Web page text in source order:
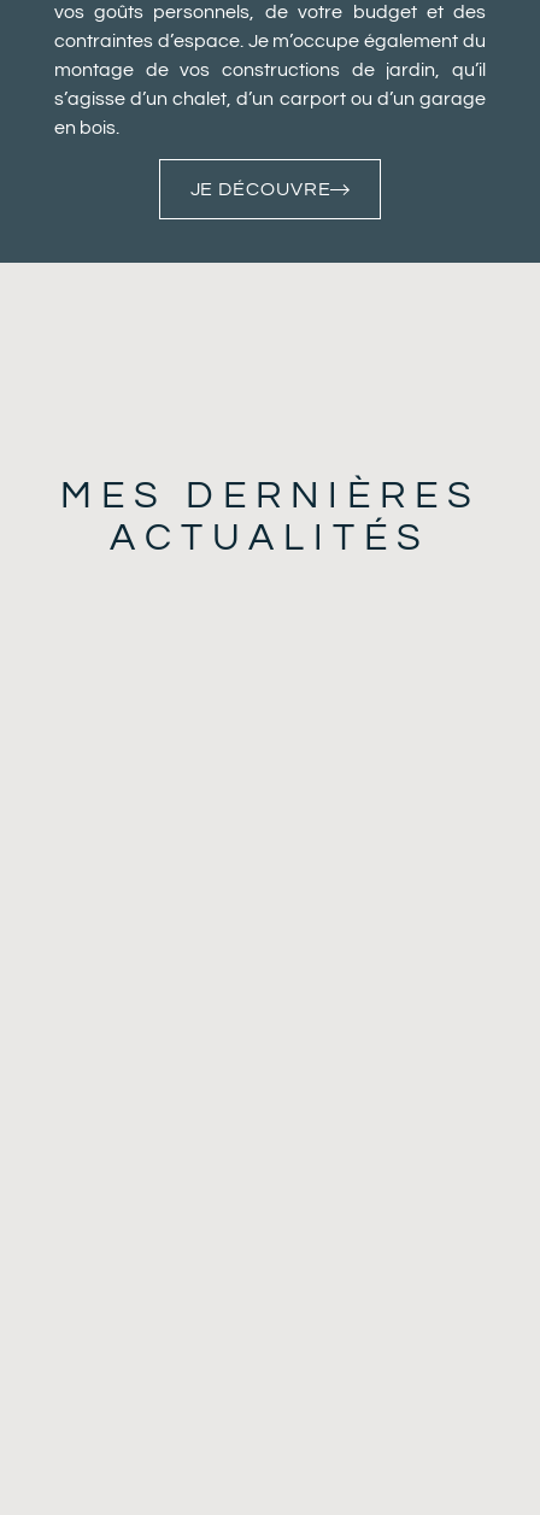
vos goûts personnels, de votre budget et des
contraintes d’espace. Je m’occupe également du
montage de vos constructions de jardin, qu’il
s’agisse d’un chalet, d’un carport ou d’un garage
en bois.
JE DÉCOUVRE
MES DERNIÈRES
ACTUALITÉS